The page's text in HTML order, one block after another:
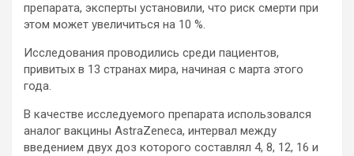
препарата, эксперты установили, что риск смерти при
этом может увеличиться на 10 %.
Исследования проводились среди пациентов,
привитых в 13 странах мира, начиная с марта этого
года.
В качестве исследуемого препарата использовался
аналог вакцины AstraZeneca, интервал между
введением двух доз которого составлял 4, 8, 12, 16 и